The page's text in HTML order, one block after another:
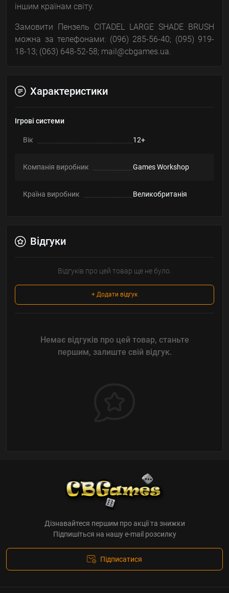
іншим країнам світу.
Замовити Пензель CITADEL LARGE SHADE BRUSH
можна за телефонами: (096) 285-56-40; (095) 919-
18-13; (063) 648-52-58; mail@cbgames.ua.
Характеристики
Ігрові системи
Вік 12+
Компанія виробник Games Workshop
Країна виробник Великобританія
Відгуки
Відгуків про цей товар ще не було.
+ Додати відгук
Немає відгуків про цей товар, станьте
першим, залиште свій відгук.
Дізнавайтеся першим про акції та знижки
Підпишіться на нашу e-mail розсилку
Підписатися